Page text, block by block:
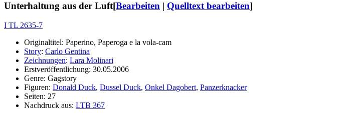
Unterhaltung aus der Luft[Bearbeiten | Quelltext bearbeiten]
I TL 2635-7
Originaltitel: Paperino, Paperoga e la vola-cam
Story: Carlo Gentina
Zeichnungen: Lara Molinari
Erstveröffentlichung: 30.05.2006
Genre: Gagstory
Figuren: Donald Duck, Dussel Duck, Onkel Dagobert, Panzerknacker
Seiten: 27
Nachdruck aus: LTB 367